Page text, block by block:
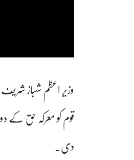
وزیرِ اعظم شہباز
قوم کو معرکہ حق کے
دی۔